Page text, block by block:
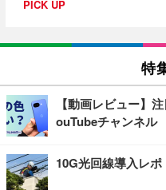
PICK UP
特
【動画レビュー】
ouTubeチャンネル
10G光回線導入レポ